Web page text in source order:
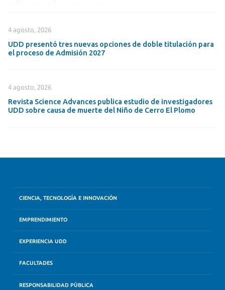
4 agosto, 2026
UDD presentó tres nuevas opciones de doble titulación para
el proceso de Admisión 2027
4 agosto, 2026
Revista Science Advances publica estudio de investigadores
UDD sobre causa de muerte del Niño de Cerro El Plomo
CIENCIA, TECNOLOGÍA E INNOVACIÓN
EMPRENDIMIENTO
EXPERIENCIA UDD
FACULTADES
RESPONSABILIDAD PÚBLICA